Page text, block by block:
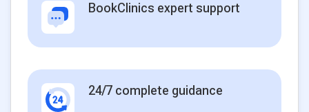
BookClinics expert support
24/7 complete guidance